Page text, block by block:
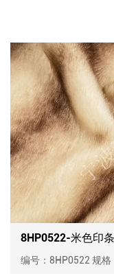
8HP0522-米色印
编号：8HP0522 规